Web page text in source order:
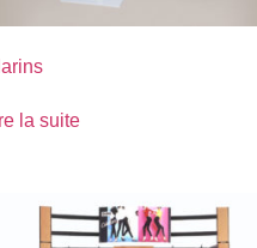
la suite